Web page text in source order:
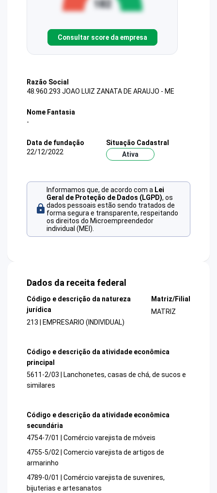
Consultar score da empresa
Razão Social
48.960.293 JOAO LUIZ ZANATA DE ARAUJO - ME
Nome Fantasia
-
Data de fundação
22/12/2022
Situação Cadastral
Ativa
Informamos que, de acordo com a Lei
Geral de Proteção de Dados (LGPD), os
dados pessoais estão sendo tratados de
forma segura e transparente, respeitando
os direitos do Microempreendedor
individual (MEI).
Dados da receita federal
Código e descrição da natureza
jurídica
213 | EMPRESARIO (INDIVIDUAL)
Matriz/Filial
MATRIZ
Código e descrição da atividade econômica
principal
5611-2/03 | Lanchonetes, casas de chá, de sucos e
similares
Código e descrição da atividade econômica
secundária
4754-7/01 | Comércio varejista de móveis
4755-5/02 | Comercio varejista de artigos de
armarinho
4789-0/01 | Comércio varejista de suvenires,
bijuterias e artesanatos